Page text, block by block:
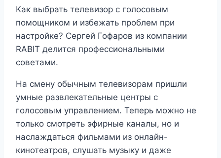
Как выбрать телевизор с голосовым
помощником и избежать проблем при
настройке? Сергей Гофаров из компании
RABIT делится профессиональными
советами.
На смену обычным телевизорам пришли
умные развлекательные центры с
голосовым управлением. Теперь можно не
только смотреть эфирные каналы, но и
наслаждаться фильмами из онлайн-
кинотеатров, слушать музыку и даже